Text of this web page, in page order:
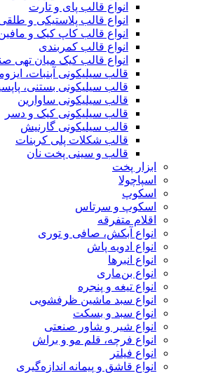
انواع قالب پای و تارت
انواع قالب پلاستیکی و
انواع قالب کاپ کیک و
انواع قالب کمربندی
انواع قالب کیک میان تهی
قالب سیلیکونی آبنبات،
قالب سیلیکونی بستنی،
قالب سیلیکونی ساوارین
قالب سیلیکونی کیک و دسر
قالب سیلیکونی گارنیش
قالب شکلات پلی کربنات
قالب و سینی پخت نان
ابزار پخت
اسپاچولا
اسکوپ
اسکوپ و سرتاس
اقلام متفرقه
انواع آبکش، صافی و توری
انواع ادویه پاش
انواع انبرها
انواع بن‌ماری
انواع تیغه و پنجره
انواع سبد ماشین ظرفشویی
انواع سبد و بسکت
انواع شیر و شاور صنعتی
انواع فرچه، قلم مو و براش
انواع فیلتر
انواع قاشق و پیمانه اندازه‌گیری